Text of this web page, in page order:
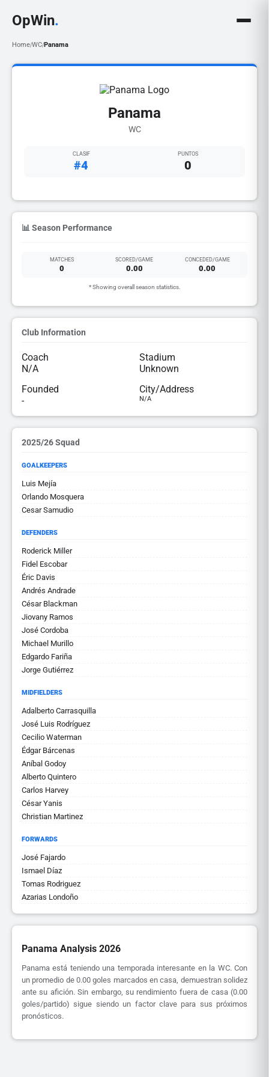
OpWin.
Home/WC/Panama
Panama
WC
CLASIF
#4
PUNTOS
0
📊 Season Performance
MATCHES
0
SCORED/GAME
0.00
CONCEDED/GAME
0.00
* Showing overall season statistics.
Club Information
Coach
N/A
Stadium
Unknown
Founded
-
City/Address
N/A
2025/26 Squad
GOALKEEPERS
Luis Mejía
Orlando Mosquera
Cesar Samudio
DEFENDERS
Roderick Miller
Fidel Escobar
Éric Davis
Andrés Andrade
César Blackman
Jiovany Ramos
José Cordoba
Michael Murillo
Edgardo Fariña
Jorge Gutiérrez
MIDFIELDERS
Adalberto Carrasquilla
José Luis Rodríguez
Cecilio Waterman
Édgar Bárcenas
Aníbal Godoy
Alberto Quintero
Carlos Harvey
César Yanis
Christian Martinez
FORWARDS
José Fajardo
Ismael Díaz
Tomas Rodriguez
Azarias Londoño
Panama Analysis 2026
Panama está teniendo una temporada interesante en la WC. Con
un promedio de 0.00 goles marcados en casa, demuestran solidez
ante su afición. Sin embargo, su rendimiento fuera de casa (0.00
goles/partido) sigue siendo un factor clave para sus próximos
pronósticos.